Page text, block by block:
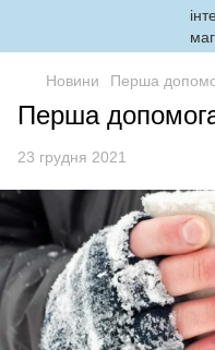
Новини Перша
Перша
23 грудня 2021